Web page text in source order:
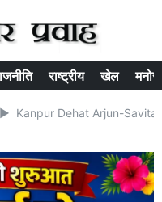
राष्ट्रीय खेल
Kanpur Dehat Arjun-Savita :